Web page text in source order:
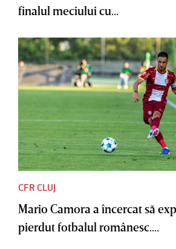
finalul meciului cu...
CFR CLUJ
Mario Camora a încercat să
pierdut fotbalul românesc....